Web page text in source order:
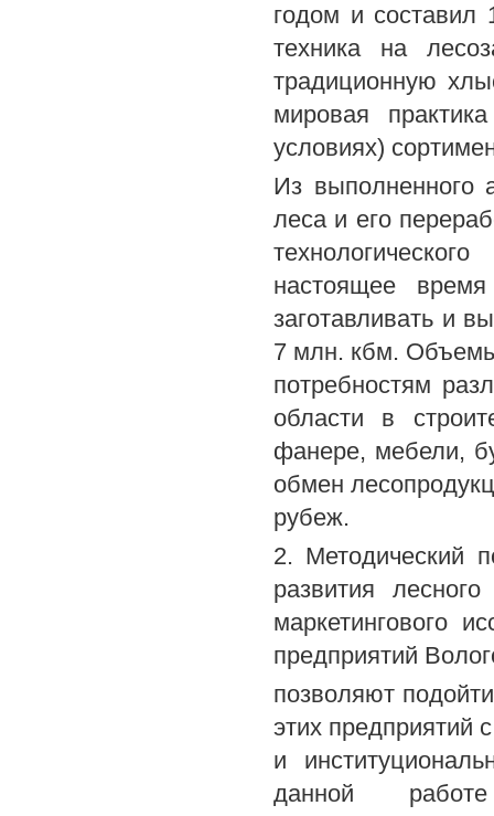
годом и составил
техника на
традиционную
мировая
условиях)
Из выполненного
леса и его
настоящее время
заготавливать и
7 млн. кбм.
потребностям
области в
фанере, мебели,
обмен
рубеж.
2. Методический
развития
маркетингового
предприятий
позволяют
этих предприятий
и
данной работе